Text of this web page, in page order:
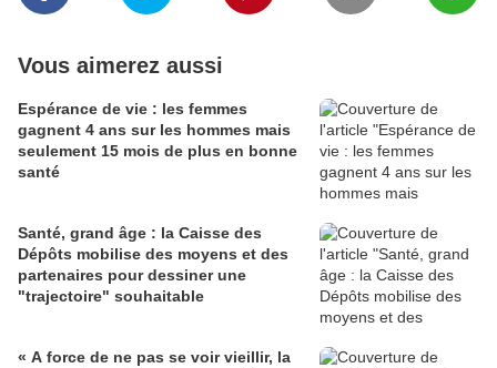
Vous aimerez aussi
Espérance de vie : les femmes
gagnent 4 ans sur les hommes mais
seulement 15 mois de plus en bonne
santé
Santé, grand âge : la Caisse des
Dépôts mobilise des moyens et des
partenaires pour dessiner une
"trajectoire" souhaitable
« A force de ne pas se voir vieillir, la